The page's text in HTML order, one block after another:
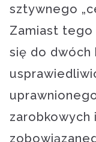
sztywnego
Zamiast tego
się do dwóch
zarobkowych